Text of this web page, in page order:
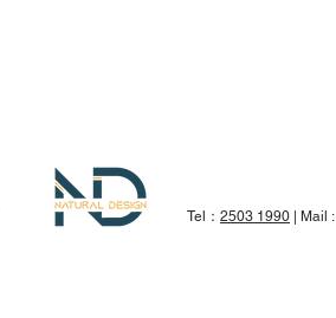
Tel： 2503 1990 | Mail :